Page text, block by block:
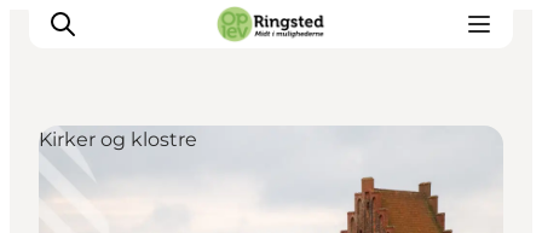
Mest for børn
Kirker og klostre